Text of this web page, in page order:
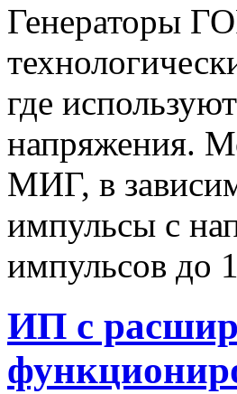
Генераторы
где
напряжения.
МИГ, в
импульсы c
импульсов до
ИП с